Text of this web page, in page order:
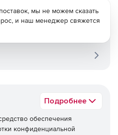
Подробнее
обеспечения
конфиденциальной
мы не можем сказать
и наш менеджер свяжется